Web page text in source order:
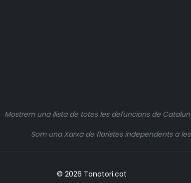
Mostrem una llista de totes les defuncions de
Som una Xarxa de floristes independents a
© 2026 Tanatori.cat